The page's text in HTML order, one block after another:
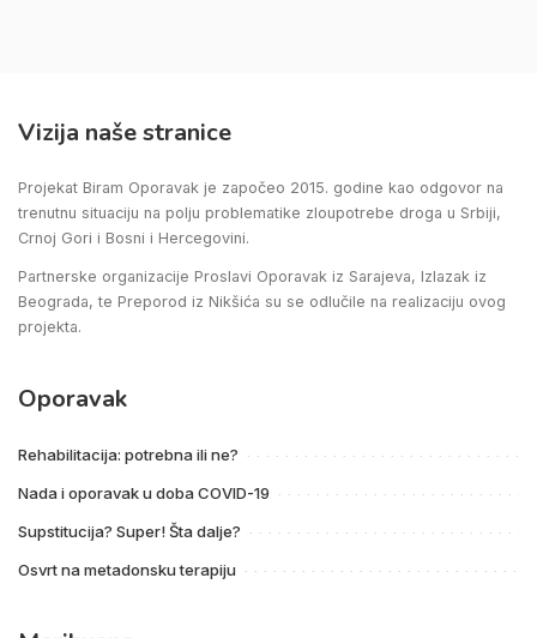
Vizija naše stranice
Projekat Biram Oporavak je započeo 2015. godine kao odgovor na
trenutnu situaciju na polju problematike zloupotrebe droga u Srbiji,
Crnoj Gori i Bosni i Hercegovini.
Partnerske organizacije Proslavi Oporavak iz Sarajeva, Izlazak iz
Beograda, te Preporod iz Nikšića su se odlučile na realizaciju ovog
projekta.
Oporavak
Rehabilitacija: potrebna ili ne?
Nada i oporavak u doba COVID-19
Supstitucija? Super! Šta dalje?
Osvrt na metadonsku terapiju